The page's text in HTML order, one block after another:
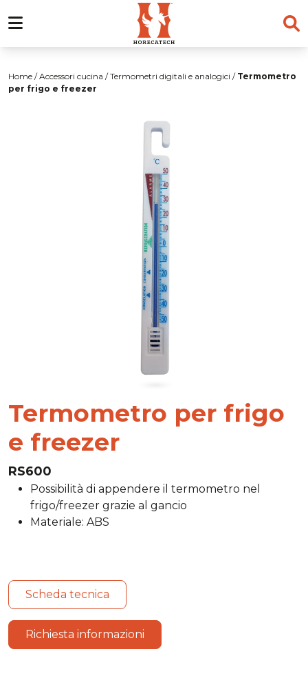
contenuto
Home /Accessori cucina /Termometri digitali e analogici / Termometro
per frigo e freezer
Termometro per frigo
e freezer
RS600
Possibilità di appendere il termometro nel
frigo/freezer grazie al gancio
Materiale: ABS
Scheda tecnica
Richiesta informazioni